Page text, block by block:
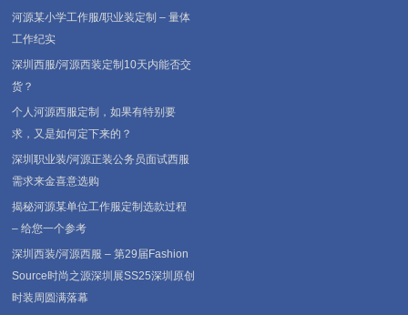
河源某小学工作服/职业装定制 – 量体
工作纪实
深圳西服/河源西装定制10天内能否交
货？
个人河源西服定制，如果有特别要
求，又是如何定下来的？
深圳职业装/河源正装公务员面试西服
需求来金喜意选购
揭秘河源某单位工作服定制选款过程
– 给您一个参考
深圳西装/河源西服 – 第29届Fashion
Source时尚之源深圳展SS25深圳原创
时装周圆满落幕